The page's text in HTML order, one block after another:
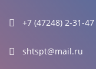
+7 (47248) 2-31-47
shtspt@mail.ru